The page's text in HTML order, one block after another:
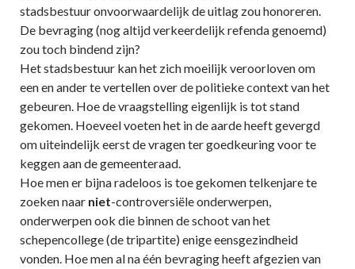
stadsbestuur onvoorwaardelijk de uitlag zou honoreren.
De bevraging (nog altijd verkeerdelijk refenda genoemd)
zou toch bindend zijn?
Het stadsbestuur kan het zich moeilijk veroorloven om
een en ander te vertellen over de politieke context van het
gebeuren. Hoe de vraagstelling eigenlijk is tot stand
gekomen. Hoeveel voeten het in de aarde heeft gevergd
om uiteindelijk eerst de vragen ter goedkeuring voor te
keggen aan de gemeenteraad.
Hoe men er bijna radeloos is toe gekomen telkenjare te
zoeken naar niet-controversiële onderwerpen,
onderwerpen ook die binnen de schoot van het
schepencollege (de tripartite) enige eensgezindheid
vonden. Hoe men al na één bevraging heeft afgezien van